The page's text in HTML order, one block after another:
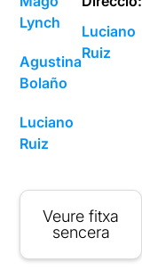
Lynch
Agustina
Bolaño
Luciano
Ruiz
Luciano
Ruiz
Veure fitxa
sencera